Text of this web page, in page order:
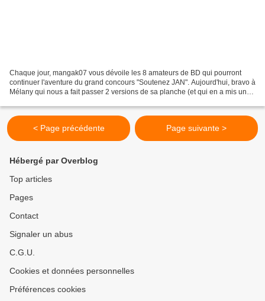
Chaque jour, mangak07 vous dévoile les 8 amateurs de BD qui pourront
continuer l'aventure du grand concours "Soutenez JAN". Aujourd'hui, bravo à
Mélany qui nous a fait passer 2 versions de sa planche (et qui en a mis une
< Page précédente Page suivante >
Hébergé par Overblog
Top articles
Pages
Contact
Signaler un abus
C.G.U.
Cookies et données personnelles
Préférences cookies